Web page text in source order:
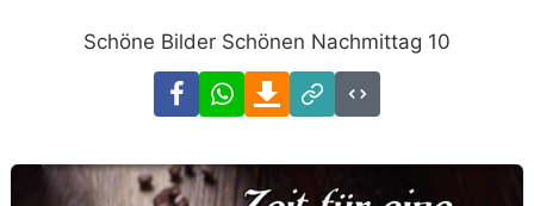
Schöne Bilder Schönen Nachmittag 10
FacebookWhatsAppDownload
Link
Code